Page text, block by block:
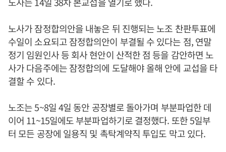
노사가 잠정합의안을 내놓은 뒤 진행되는 노조 찬판투표에
수일이 소요되고 잠정합의안이 부결될 수 있다는 점, 연말
정기 임원인사 등 회사 현안이 산적한 점 등을 감안하면 노
사가 다음주에는 잠정합의에 도달해야 올해 안에 교섭을 타
결할 수 있다.
노조는 5~8일 4일 동안 공장별로 돌아가며 부분파업한 데
이어 11~15일에도 부분파업하기로 결정했다. 또한 5일부
터 모든 공장에 일용직 및 촉탁계약직 투입도 막고 있다.